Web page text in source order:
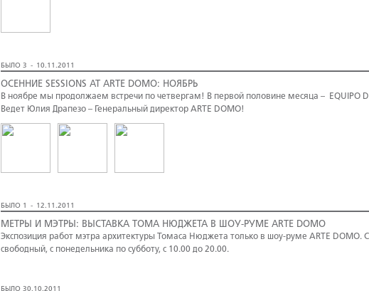
БЫЛО 3 - 10.11.2011
ОСЕННИЕ SESSIONS AT ARTE DOMO: НОЯБРЬ
В ноябре мы продолжаем встречи по четвергам! В первой половине месяца – EQUIPO
Ведет Юлия Драпезо – Генеральный директор ARTE DOMO!
БЫЛО 1 - 12.11.2011
МЕТРЫ И МЭТРЫ: ВЫСТАВКА ТОМА НЮДЖЕТА В ШОУ-РУМЕ ARTE DOMO
Экспозиция работ мэтра архитектуры Томаса Нюджета только в шоу-руме ARTE DOMO.
свободный, с понедельника по субботу, с 10.00 до 20.00.
БЫЛО 30.10.2011